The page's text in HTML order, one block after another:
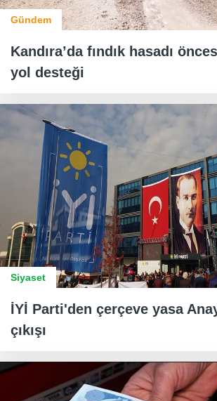
Gündem
Kandıra’da fındık hasadı
yol desteği
Siyaset
İYİ Parti'den çerçeve yasa
çıkışı